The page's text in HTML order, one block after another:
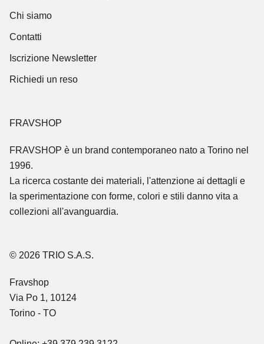
Chi siamo
Contatti
Iscrizione Newsletter
Richiedi un reso
FRAVSHOP
FRAVSHOP è un brand contemporaneo nato a Torino nel
1996.
La ricerca costante dei materiali, l'attenzione ai dettagli e
la sperimentazione con forme, colori e stili danno vita a
collezioni all'avanguardia.
© 2026 TRIO S.A.S.
Fravshop
Via Po 1, 10124
Torino - TO